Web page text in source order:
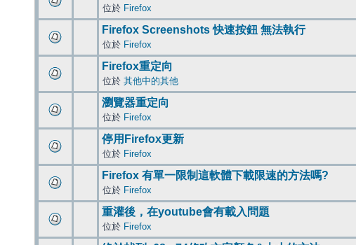
位於 Firefox
Firefox Screenshots 快速按鈕 無法執行
位於 Firefox
Firefox重定向
位於 其他中的其他
瀏覽器重定向
位於 Firefox
停用Firefox更新
位於 Firefox
Firefox 有單一限制這軟體下載限速的方法嗎?
位於 Firefox
重灌後，在youtube會有載入問題
位於 Firefox